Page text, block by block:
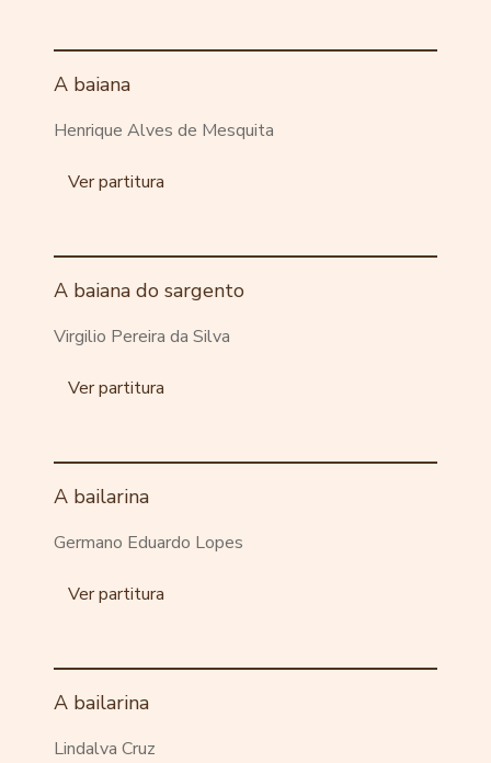
A baiana
Henrique Alves de Mesquita
Ver partitura
A baiana do sargento
Virgilio Pereira da Silva
Ver partitura
A bailarina
Germano Eduardo Lopes
Ver partitura
A bailarina
Lindalva Cruz